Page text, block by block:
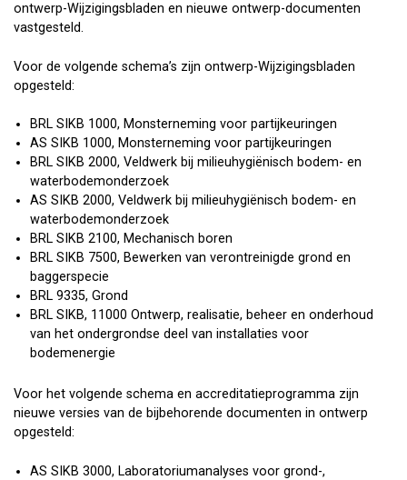
ontwerp-Wijzigingsbladen en nieuwe ontwerp-documenten
vastgesteld.
Voor de volgende schema’s zijn ontwerp-Wijzigingsbladen
opgesteld:
BRL SIKB 1000, Monsterneming voor partijkeuringen
AS SIKB 1000, Monsterneming voor partijkeuringen
BRL SIKB 2000, Veldwerk bij milieuhygiënisch bodem- en
waterbodemonderzoek
AS SIKB 2000, Veldwerk bij milieuhygiënisch bodem- en
waterbodemonderzoek
BRL SIKB 2100, Mechanisch boren
BRL SIKB 7500, Bewerken van verontreinigde grond en
baggerspecie
BRL 9335, Grond
BRL SIKB, 11000 Ontwerp, realisatie, beheer en onderhoud
van het ondergrondse deel van installaties voor
bodemenergie
Voor het volgende schema en accreditatieprogramma zijn
nieuwe versies van de bijbehorende documenten in ontwerp
opgesteld:
AS SIKB 3000, Laboratoriumanalyses voor grond-,